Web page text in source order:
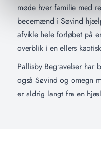
møde hver familie med
bedemænd i Søvind
afvikle hele forløbet på
overblik i en ellers
Pallisby Begravelser har
også Søvind og omegn
er aldrig langt fra en